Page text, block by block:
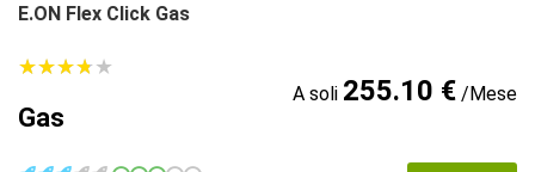
E.ON Flex Click Gas
★★★★★
★★★★★
Gas
A soli 255.10 €/Mese